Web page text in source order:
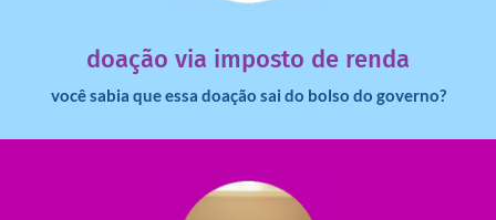
doação via imposto de renda
você sabia que essa doação sai do bolso do governo?